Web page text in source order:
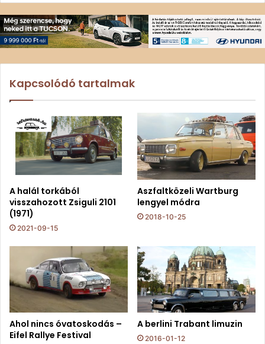
Kapcsolódó tartalmak
A halál torkából
visszahozott Zsiguli 2101
(1971)
2021-09-15
Aszfaltközeli Wartburg
lengyel módra
2018-10-25
Ahol nincs óvatoskodás –
Eifel Rallye Festival
A berlini Trabant limuzin
2016-01-12